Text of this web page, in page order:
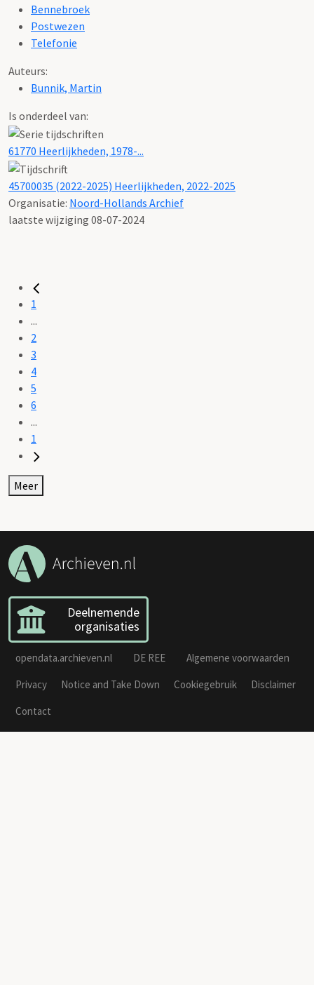
Bennebroek
Postwezen
Telefonie
Auteurs:
Bunnik, Martin
Is onderdeel van:
61770 Heerlijkheden, 1978-...
45700035 (2022-2025) Heerlijkheden, 2022-2025
Organisatie: Noord-Hollands Archief
laatste wijziging 08-07-2024
1
...
2
3
4
5
6
...
1
Meer
Deelnemende
organisaties
opendata.archieven.nl DE REE
Algemene voorwaarden
Privacy
Notice and Take Down Cookiegebruik
Disclaimer
Contact